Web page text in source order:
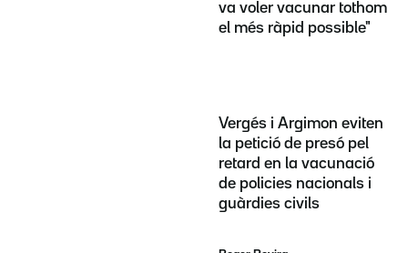
va voler vacunar tothom
el més ràpid possible"
Vergés i Argimon eviten
la petició de presó pel
retard en la vacunació
de policies nacionals i
guàrdies civils